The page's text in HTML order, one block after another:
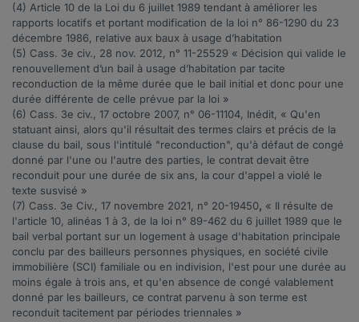
(4) Article 10 de la Loi du 6 juillet 1989 tendant à améliorer les
rapports locatifs et portant modification de la loi n° 86-1290 du 23
décembre 1986, relative aux baux à usage d’habitation
(5) Cass. 3e civ., 28 nov. 2012, n° 11-25529 « Décision qui valide le
renouvellement d’un bail à usage d’habitation par tacite
reconduction de la même durée que le bail initial et donc pour une
durée différente de celle prévue par la loi »
(6) Cass. 3e civ., 17 octobre 2007, n° 06-11104, Inédit, « Qu'en
statuant ainsi, alors qu'il résultait des termes clairs et précis de la
clause du bail, sous l'intitulé "reconduction", qu'à défaut de congé
donné par l'une ou l'autre des parties, le contrat devait être
reconduit pour une durée de six ans, la cour d'appel a violé le
texte susvisé »
(7) Cass. 3e Civ., 17 novembre 2021, n° 20-19450, « Il résulte de
l'article 10, alinéas 1 à 3, de la loi n° 89-462 du 6 juillet 1989 que le
bail verbal portant sur un logement à usage d'habitation principale
conclu par des bailleurs personnes physiques, en société civile
immobilière (SCI) familiale ou en indivision, l'est pour une durée au
moins égale à trois ans, et qu'en absence de congé valablement
donné par les bailleurs, ce contrat parvenu à son terme est
reconduit tacitement par périodes triennales »